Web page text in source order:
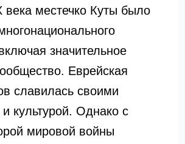
века местечко Куты было
значительное
Еврейская
славилась своими
культурой. Однако с
мировой войны